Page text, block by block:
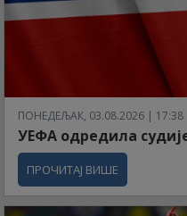
ПОНЕДЕЉАК, 03.08.2026 | 17:38
УЕФА одредила
ПРОЧИТАЈ ВИШЕ